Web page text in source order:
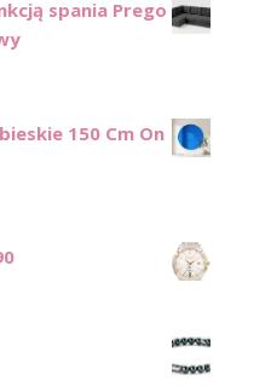
spania Prego
150 Cm On